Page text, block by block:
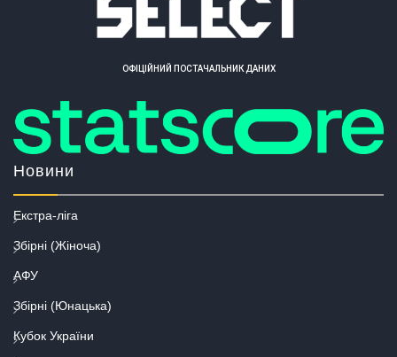
ОФІЦІЙНИЙ ПОСТАЧАЛЬНИК ДАНИХ
Новини
Екстра-ліга
Збірні (Жіноча)
АФУ
Збірні (Юнацька)
Кубок України